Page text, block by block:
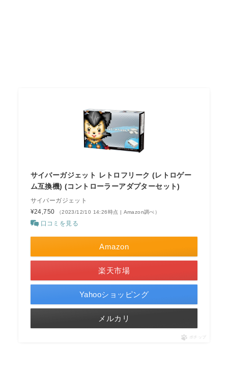
サイバーガジェット レトロフリーク (レトロゲー
ム互換機) (コントローラーアダプターセット)
サイバーガジェット
¥24,750
（2023/12/10 14:26時点 | Amazon調べ）
口コミを見る
Amazon
楽天市場
Yahooショッピング
メルカリ
ポチップ